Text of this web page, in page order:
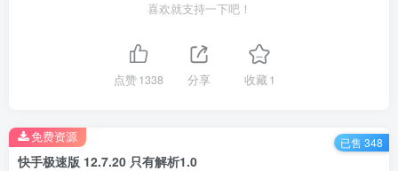
喜欢就支持一下吧！
点赞1338 分享 收藏 1
快手极速版 12.7.20 只有解析1.0
免费资源 已售 348